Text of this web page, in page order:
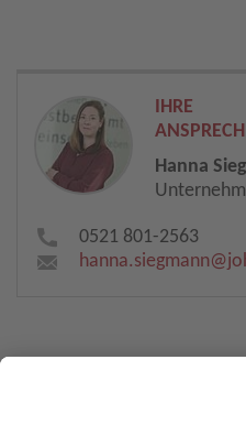
IHRE
Hanna
0521 801-2563
hanna.siegmann​@